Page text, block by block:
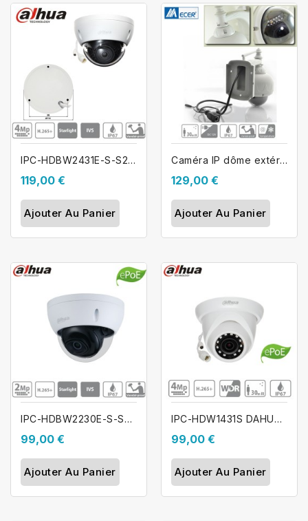
IPC-HDBW2431E-S-S2 DAHUA Caméra dôme...
119,00 €
Ajouter Au Panier
Caméra IP dôme extérieure motorisée...
129,00 €
Ajouter Au Panier
IPC-HDBW2230E-S-S2 DAHUA Caméra dôme...
99,00 €
Ajouter Au Panier
IPC-HDW1431S DAHUA Caméra dôme IP Poe...
99,00 €
Ajouter Au Panier